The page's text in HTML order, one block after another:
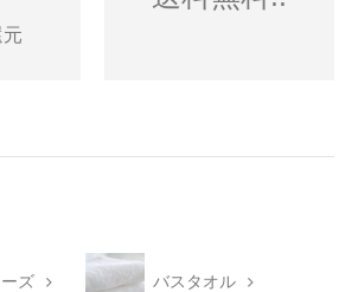
ズ バスタオル